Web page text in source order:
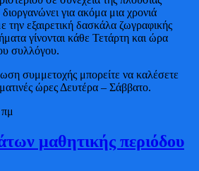
διοργανώνει για ακόμα μια χρονιά
την εξαιρετική δασκάλα ζωγραφικής
γίνονται κάθε Τετάρτη και ώρα
συλλόγου.
συμμετοχής μπορείτε να καλέσετε
ώρες Δευτέρα – Σάββατο.
μαθητικής περιόδου